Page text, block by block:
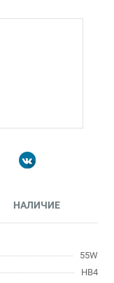
НАЛИЧИЕ
55W
HB4